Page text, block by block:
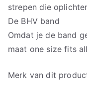
strepen die
De BHV band
Omdat je de band
maat one size fits
Merk van dit